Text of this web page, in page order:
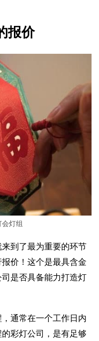
报价
灯组
到了最为重要的环节
价！这个是最具含金
是否具备能力打造灯
通常在一个工作日内
彩灯公司，是有足够